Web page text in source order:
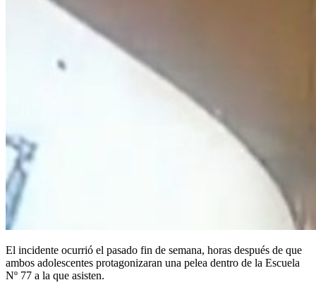
El incidente ocurrió el pasado fin de semana, horas después de que
ambos adolescentes protagonizaran una pelea dentro de la Escuela
Nº 77 a la que asisten.